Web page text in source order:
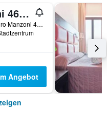
Manzoni 46 - Ospitalità siciliana
Via Alessandro Manzoni 46, Milazzo, Sizilien, Italien
Angebot